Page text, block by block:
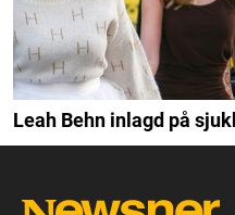
Leah Behn inlagd på